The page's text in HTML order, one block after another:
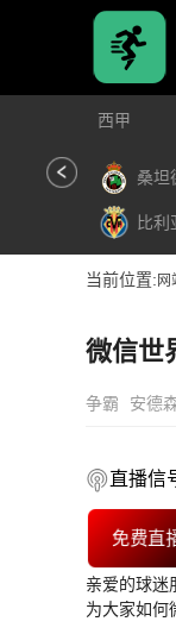
西甲
桑坦
比利
当前位置: 网
微信世
争霸 安德
直播信
免费直
亲爱的球迷
为大家如何